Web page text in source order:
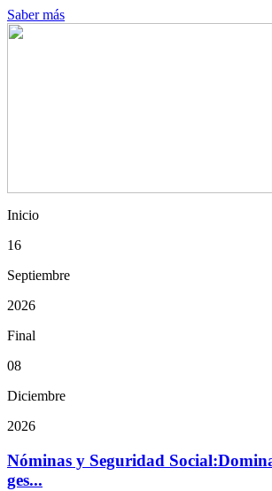
Saber más
Inicio
16
Septiembre
2026
Final
08
Diciembre
2026
Nóminas y Seguridad
ges...